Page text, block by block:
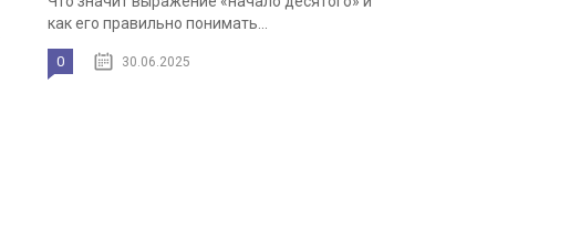
как его правильно понимать...
0 30.06.2025